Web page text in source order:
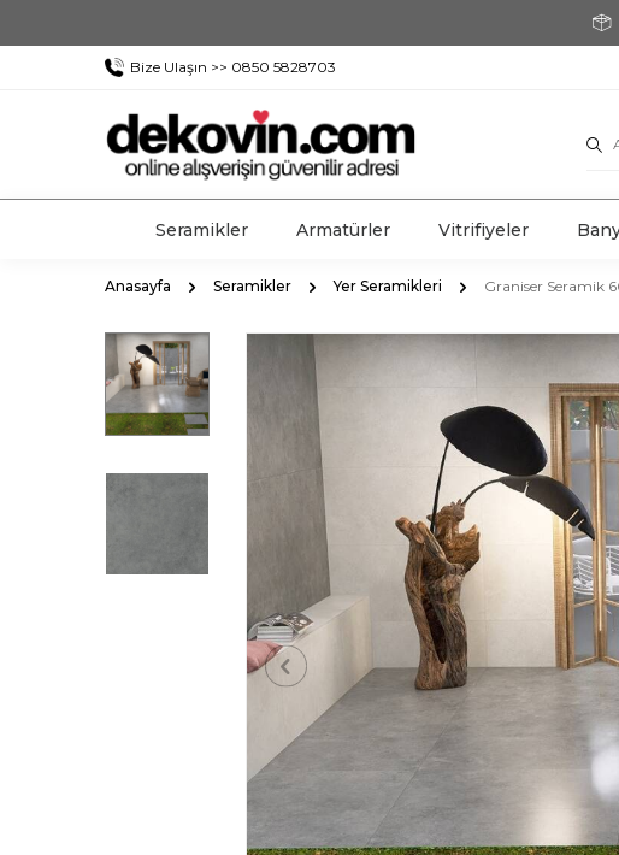
Bize Ulaşın >> 0850 5828703
Seramikler Armatürler Vitrifiyeler
Anasayfa Seramikler Yer Seramikleri Graniser Seramik